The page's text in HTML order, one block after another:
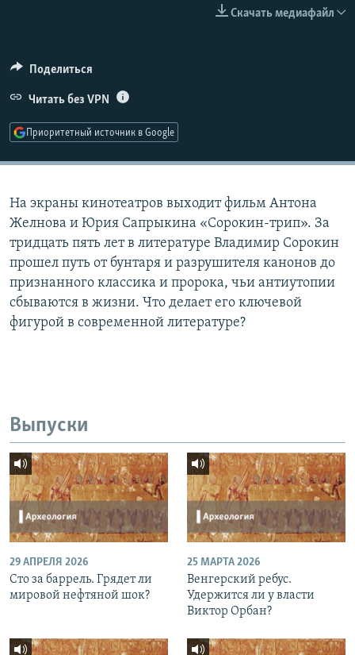
Скачать медиафайл
Поделиться
Читать без VPN
Приоритетный источник в Google
На экраны кинотеатров выходит фильм Антона
Желнова и Юрия Сапрыкина «Сорокин-трип». За
тридцать пять лет в литературе Владимир Сорокин
прошел путь от бунтаря и разрушителя канонов до
признанного классика и пророка, чьи антиутопии
сбываются в жизни. Что делает его ключевой
фигурой в современной литературе?
Выпуски
29 АПРЕЛЯ 2026
Сто за баррель. Грядет ли
мировой нефтяной шок?
25 МАРТА 2026
Венгерский ребус.
Удержится ли у власти
Виктор Орбан?